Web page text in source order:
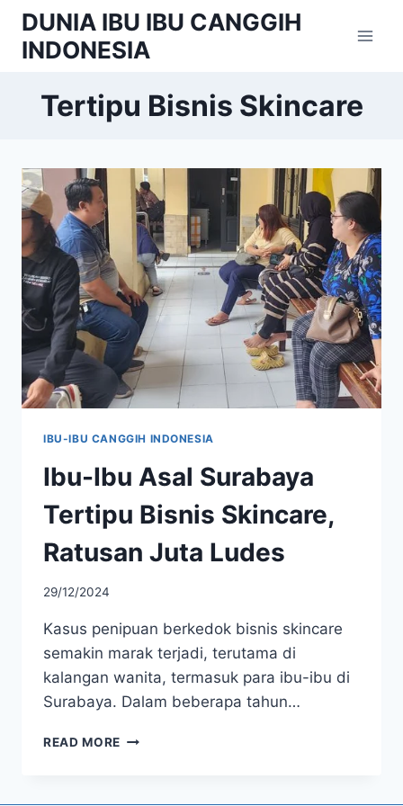
Skip
content
DUNIA IBU IBU CANGGIH
INDONESIA
Tertipu Bisnis Skincare
IBU-IBU CANGGIH INDONESIA
Ibu-Ibu Asal Surabaya
Tertipu Bisnis Skincare,
Ratusan Juta Ludes
29/12/2024
Kasus penipuan berkedok bisnis skincare
semakin marak terjadi, terutama di
kalangan wanita, termasuk para ibu-ibu di
Surabaya. Dalam beberapa tahun…
READ MORE IBU-